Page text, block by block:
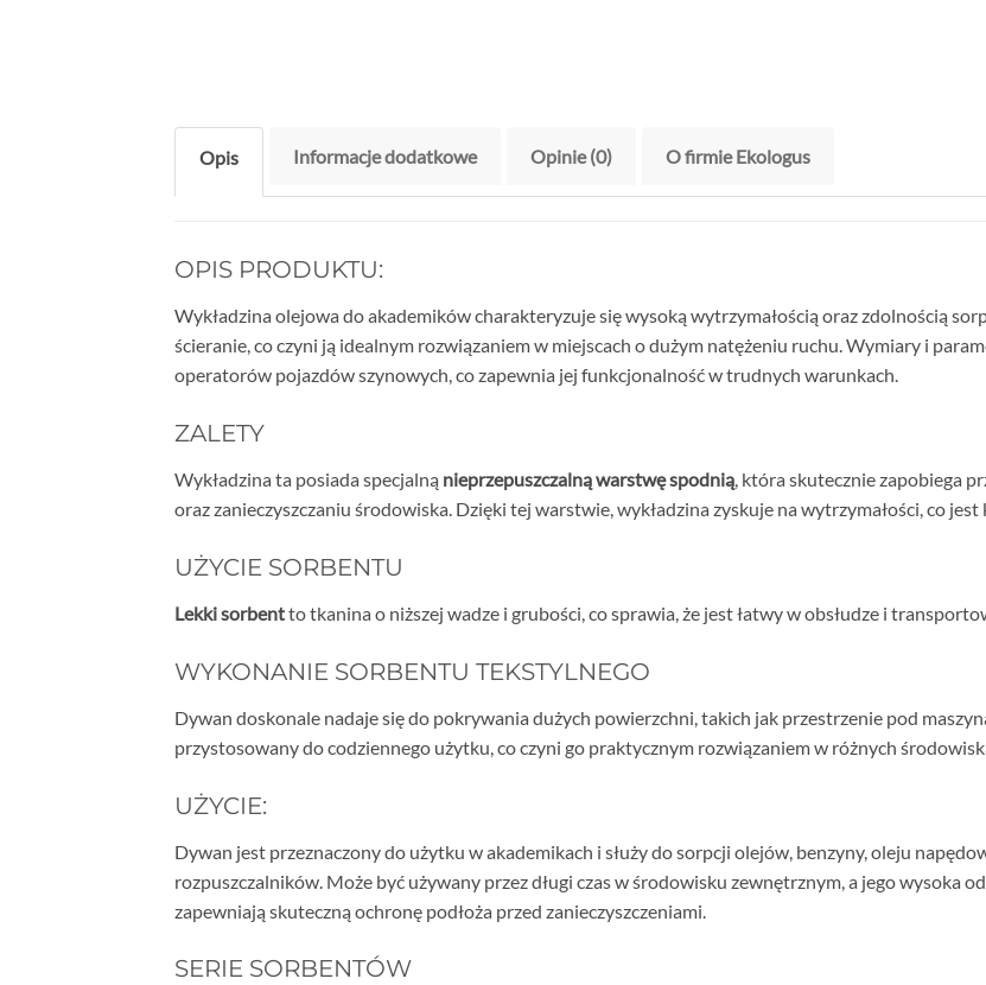
Opis Informacje dodatkowe Opinie (0) O firmie Ekologus
OPIS PRODUKTU:
Wykładzina olejowa do akademików charakteryzuje się wysoką wytrzymałością oraz zdolnością
ścieranie, co czyni ją idealnym rozwiązaniem w miejscach o dużym natężeniu ruchu. Wymiary i
operatorów pojazdów szynowych, co zapewnia jej funkcjonalność w trudnych warunkach.
ZALETY
Wykładzina ta posiada specjalną nieprzepuszczalną warstwę spodnią, która skutecznie zapobiega
oraz zanieczyszczaniu środowiska. Dzięki tej warstwie, wykładzina zyskuje na wytrzymałości, co
UŻYCIE SORBENTU
Lekki sorbentto tkanina o niższej wadze i grubości, co sprawia, że jest łatwy w obsłudze i
WYKONANIE SORBENTU TEKSTYLNEGO
Dywan doskonale nadaje się do pokrywania dużych powierzchni, takich jak przestrzenie pod
przystosowany do codziennego użytku, co czyni go praktycznym rozwiązaniem w różnych
UŻYCIE:
Dywan jest przeznaczony do użytku w akademikach i służy do sorpcji olejów, benzyny, oleju
rozpuszczalników. Może być używany przez długi czas w środowisku zewnętrznym, a jego wysoka
zapewniają skuteczną ochronę podłoża przed zanieczyszczeniami.
SERIE SORBENTÓW